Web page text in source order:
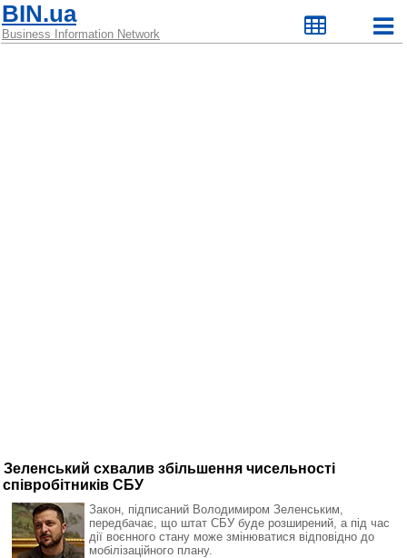
BIN.ua
Business Information Network
Зеленський схвалив збільшення чисельності
співробітників СБУ
Закон, підписаний Володимиром Зеленським,
передбачає, що штат СБУ буде розширений, а під час
дії воєнного стану може змінюватися відповідно до
мобілізаційного плану.